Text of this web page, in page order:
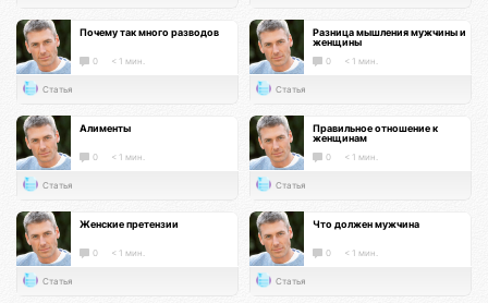
Почему так много разводов
0 < 1 мин.
Статья
Разница мышления мужчины и
женщины
0 < 1 мин.
Статья
Алименты
0 < 1 мин.
Статья
Правильное отношение к
женщинам
0 < 1 мин.
Статья
Женские претензии
0 < 1 мин.
Статья
Что должен мужчина
0 < 1 мин.
Статья